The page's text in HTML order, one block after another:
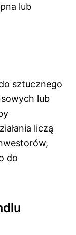
lub
sztucznego
lub
liczą
do